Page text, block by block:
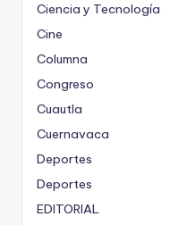
Ciencia y Tecnología
Cine
Columna
Congreso
Cuautla
Cuernavaca
Deportes
Deportes
EDITORIAL